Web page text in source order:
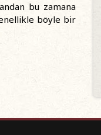
bu zamana
böyle bir